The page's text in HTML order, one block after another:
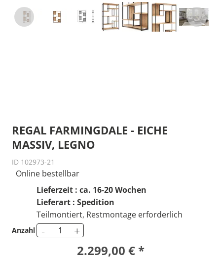
REGAL FARMINGDALE - EICHE
MASSIV, LEGNO
ID 102973-21
Online bestellbar
Lieferzeit : ca. 16-20 Wochen
Lieferart : Spedition
Teilmontiert, Restmontage erforderlich
Anzahl - +
2.299,00 € *